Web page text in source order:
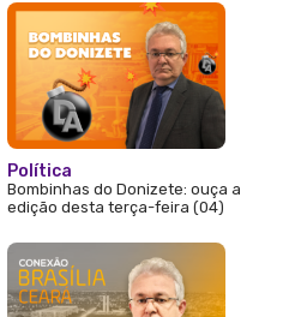
Política
Bombinhas do Donizete: ouça a
edição desta terça-feira (04)